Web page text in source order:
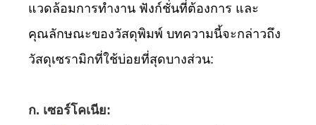
แวดล้อมการทำงาน ฟังก์ชั่นที่ต้องการ และ
คุณลักษณะของวัสดุพิมพ์ บทความนี้จะกล่าวถึง
วัสดุเซรามิกที่ใช้บ่อยที่สุดบางส่วน:
ก. เซอร์โคเนีย: